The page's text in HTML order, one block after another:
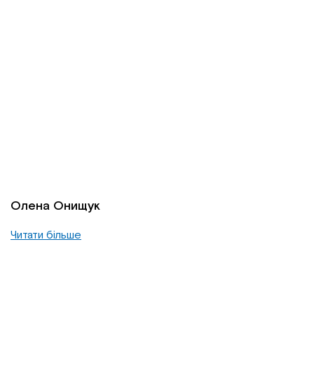
Олена Онищук
Читати більше